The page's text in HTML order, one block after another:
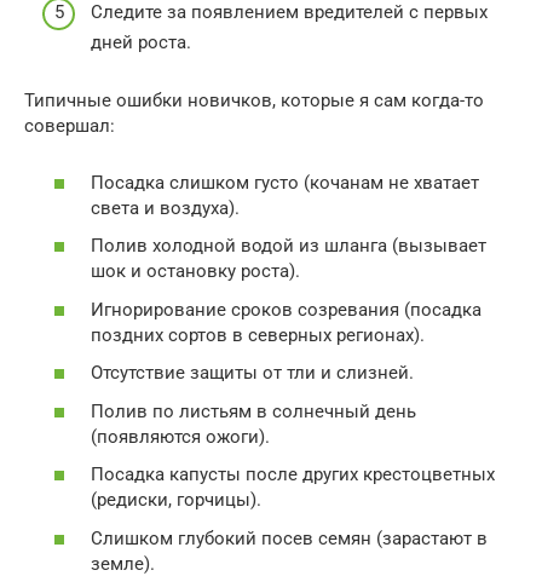
Следите за появлением вредителей с первых
дней роста.
Типичные ошибки новичков, которые я сам когда-то
совершал:
Посадка слишком густо (кочанам не хватает
света и воздуха).
Полив холодной водой из шланга (вызывает
шок и остановку роста).
Игнорирование сроков созревания (посадка
поздних сортов в северных регионах).
Отсутствие защиты от тли и слизней.
Полив по листьям в солнечный день
(появляются ожоги).
Посадка капусты после других крестоцветных
(редиски, горчицы).
Слишком глубокий посев семян (зарастают в
земле).